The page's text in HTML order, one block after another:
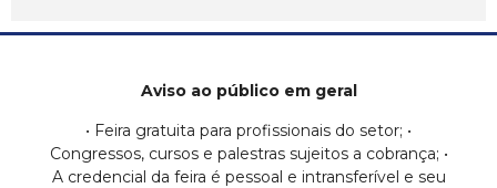
Aviso ao público em geral
• Feira gratuita para profissionais do setor; •
Congressos, cursos e palestras sujeitos a cobrança; •
A credencial da feira é pessoal e intransferível e seu